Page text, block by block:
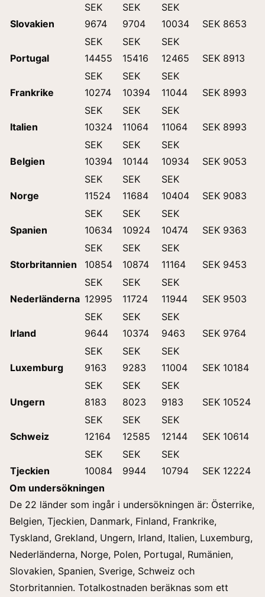
Slovakien
SEK
9674
SEK
9704
SEK
10034
SEK 8653
Portugal
SEK
14455
SEK
15416
SEK
12465
SEK 8913
Frankrike
SEK
10274
SEK
10394
SEK
11044
SEK 8993
Italien
SEK
10324
SEK
11064
SEK
11064
SEK 8993
Belgien
SEK
10394
SEK
10144
SEK
10934
SEK 9053
Norge
SEK
11524
SEK
11684
SEK
10404
SEK 9083
Spanien
SEK
10634
SEK
10924
SEK
10474
SEK 9363
Storbritannien
SEK
10854
SEK
10874
SEK
11164
SEK 9453
Nederländerna
SEK
12995
SEK
11724
SEK
11944
SEK 9503
Irland
SEK
9644
SEK
10374
SEK
9463
SEK 9764
Luxemburg
SEK
9163
SEK
9283
SEK
11004
SEK 10184
Ungern
SEK
8183
SEK
8023
SEK
9183
SEK 10524
Schweiz
SEK
12164
SEK
12585
SEK
12144
SEK 10614
Tjeckien
SEK
10084
SEK
9944
SEK
10794
SEK 12224
Om undersökningen
De 22 länder som ingår i undersökningen är: Österrike,
Belgien, Tjeckien, Danmark, Finland, Frankrike,
Tyskland, Grekland, Ungern, Irland, Italien, Luxemburg,
Nederländerna, Norge, Polen, Portugal, Rumänien,
Slovakien, Spanien, Sverige, Schweiz och
Storbritannien. Totalkostnaden beräknas som ett